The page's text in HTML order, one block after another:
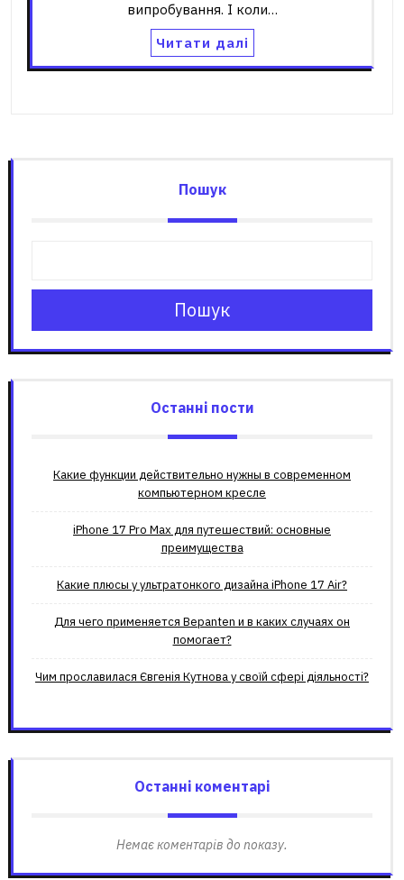
випробування. І коли…
Читати далі
Пошук
Пошук
Останні пости
Какие функции действительно нужны в современном
компьютерном кресле
iPhone 17 Pro Max для путешествий: основные
преимущества
Какие плюсы у ультратонкого дизайна iPhone 17 Air?
Для чего применяется Bepanten и в каких случаях он
помогает?
Чим прославилася Євгенія Кутнова у своїй сфері діяльності?
Останні коментарі
Немає коментарів до показу.